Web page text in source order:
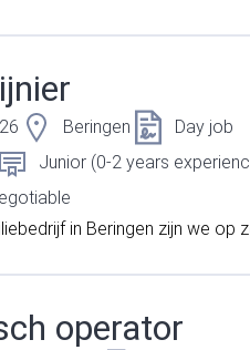
Beringen
Day job
Junior (0-2 years
in Beringen zijn we op
in een familiebedrijf je
operator